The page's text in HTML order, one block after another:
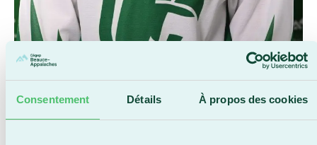
Consentement Détails À propos des cookies
Maxime Poirier, Capitaine des Condors hockey
Détail important :